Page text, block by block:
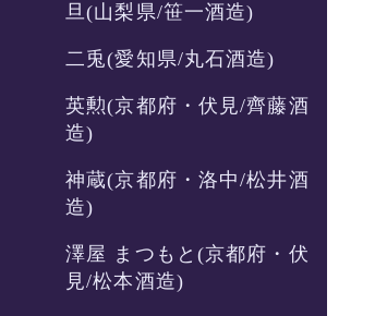
旦(山梨県/笹一酒造)
二兎(愛知県/丸石酒造)
英勲(京都府・伏見/齊藤酒
造)
神蔵(京都府・洛中/松井酒
造)
澤屋 まつもと(京都府・伏
見/松本酒造)